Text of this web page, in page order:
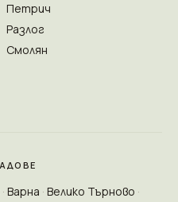
Петрич
Разлог
Смолян
Варна Велико Търново